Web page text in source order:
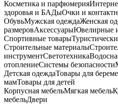
Косметика и парфюмерия
здоровья и БАДыОчки и
ОбувьМужская одеждаЖенская
размеровАксессуарыЮвелирные
Спортивные товары
Строительные материалы
инструментСветотехника
отоплениеСистемы безопасности
Детская одеждаТовары для
мамТовары для детей
Корпусная мебельМягкая мебель
мебельДвери